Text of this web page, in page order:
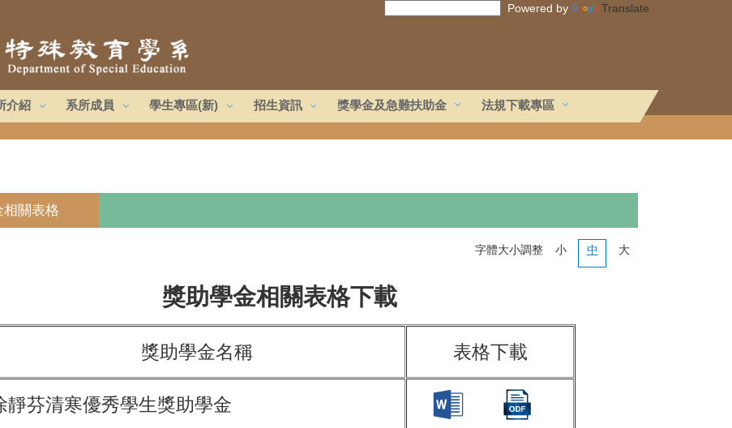
Powered by Translate
介紹 系所成員 學生專區(新) 招生資訊 獎學金及急難扶助金 法規下載專區
相關表格
字體大小調整 小 中 大
獎助學金相關表格下載
獎助學金名稱 表格下載
靜芬清寒優秀學生獎助學金